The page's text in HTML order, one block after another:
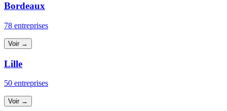
Bordeaux
78 entreprises
Voir →
Lille
50 entreprises
Voir →